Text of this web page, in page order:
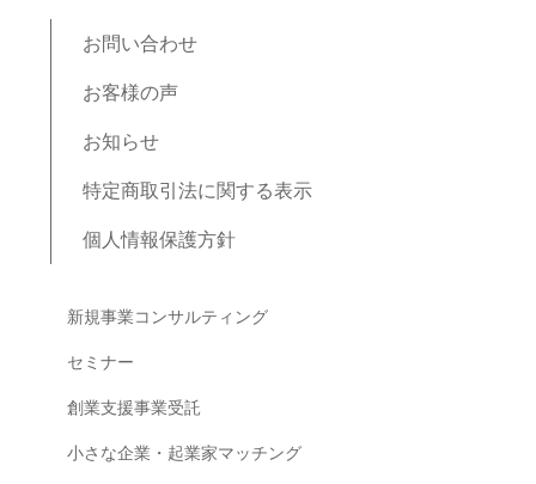
お問い合わせ
お客様の声
お知らせ
特定商取引法に関する表示
個人情報保護方針
新規事業コンサルティング
セミナー
創業支援事業受託
小さな企業・起業家マッチング